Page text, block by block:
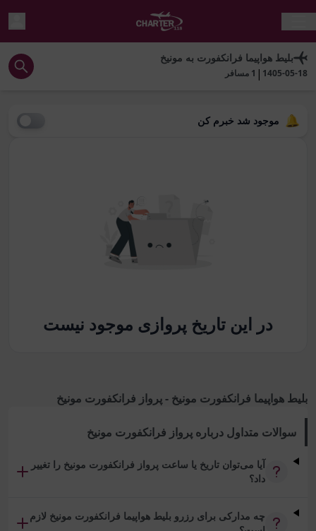
بلیط هواپیما فرانکفورت به مونیخ
1405-05-18
|
1 مسافر
موجود شد خبرم کن
در این تاریخ پروازی موجود نیست
بلیط هواپیما فرانکفورت مونیخ - پرواز فرانکفورت مونیخ
سوالات متداول درباره پرواز فرانکفورت مونیخ
آیا می‌توان تاریخ یا ساعت پرواز فرانکفورت مونیخ را تغییر
داد؟
چه مدارکی برای رزرو بلیط هواپیما فرانکفورت مونیخ لازم